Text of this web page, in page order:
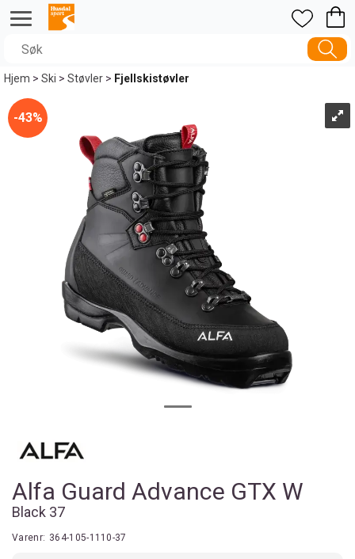
Hjem>Ski>Støvler> Fjellskistøvler
43%
Alfa Guard Advance GTX W
Black 37
Varenr: 364-105-1110-37